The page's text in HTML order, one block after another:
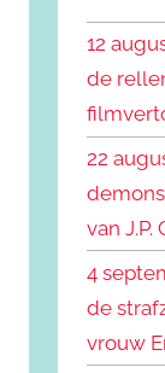
n
a
a
r
:
12
de
22
van
4
de
vrouw